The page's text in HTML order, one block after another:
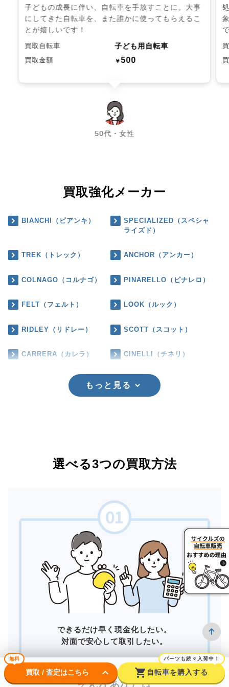
子どもの成長に伴い、自転車を手放すことに。大事
にしてきた自転車を、また誰かに使ってもらえるこ
とが嬉しいです！
買取自転車 子ども用自転車
買取金額 ￥500
50代・女性
chevron_left chevron_right
買取強化メーカー
BIANCHI（ビアンキ）
SPECIALIZED（スペシャ
ライズド）
TREK（トレック） ANCHOR（アンカー）
COLNAGO（コルナゴ） PINARELLO（ピナレロ）
FELT（フェルト） LOOK（ルック）
RIDLEY（リドレー） SCOTT（スコット）
CARRERA（カレラ） CINELLI（チネリ）
もっと見る
選べる3つの買取方法
できるだけ早く現金化したい。
対面で安心して取引したい。
そんなあなたは
無料
買取 / 査定はこちら keyboard_arrow_down shopping_cart
パーツも続々入荷中！
自転車を購入する